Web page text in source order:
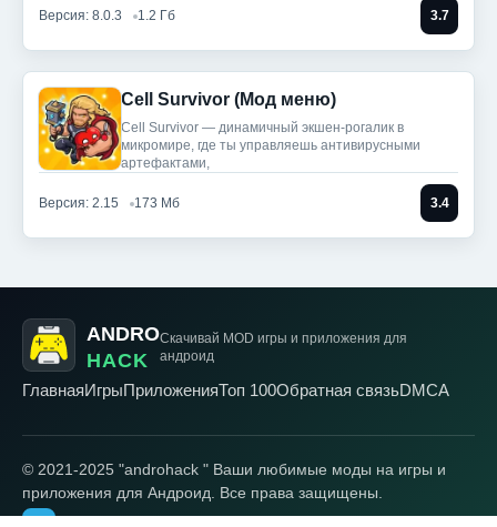
Версия: 8.0.3 1.2 Гб 3.7
Cell Survivor (Мод меню)
Cell Survivor — динамичный экшен-рогалик в
микромире, где ты управляешь антивирусными
артефактами,
Версия: 2.15 173 Мб 3.4
ANDRO
HACK
Скачивай MOD игры и приложения для
андроид
ГлавнаяИгрыПриложенияТоп 100Обратная связьDMCA
© 2021-2025 "androhack " Ваши любимые моды на игры и
приложения для Андроид. Все права защищены.